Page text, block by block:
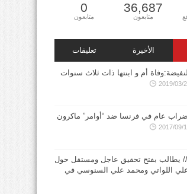
36,687
متابعون
0
متابعون
الأخيرة تعليقات
النفيضة:وفاة أم و ابنتها ذات ثلاث سنوات
2019/03/
إضراب عام في فرنسا ضد “أوامر” ماكرون
2017/09/
يطالب بفتح تحقيق عاجل ومستقل حول
علي اللواتي ومحمد علي السنوسي في